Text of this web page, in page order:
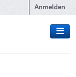
Anmelden